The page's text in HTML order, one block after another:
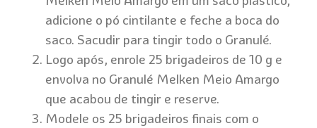
adicione o pó cintilante e feche a boca do
saco. Sacudir para tingir todo o Granulé.
Logo após, enrole 25 brigadeiros de 10 g e
envolva no Granulé Melken Meio Amargo
que acabou de tingir e reserve.
Modele os 25 brigadeiros finais com o